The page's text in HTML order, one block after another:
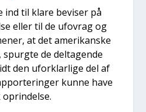
ind til kla­re bevi­ser på
eller til de ufovrag og
at det ame­ri­kan­ske
de del­ta­gen­de
den ufor­klar­li­ge del af
kun­ne have